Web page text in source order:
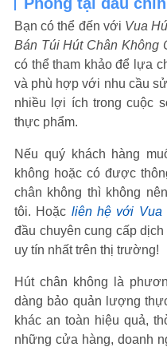
Bạn có thể đến với Vua
Bán Túi Hút Chân Không
có thể tham khảo để lựa
và phù hợp với nhu cầu
nhiều lợi ích trong cuộc
thực phẩm.
Nếu quý khách hàng
không hoặc có được
chân không thì không
tôi. Hoặc liên hệ với Vua
đầu chuyên cung cấp
uy tín nhất trên thị trường!
Hút chân không là
dàng bảo quản lượng
khác an toàn hiệu quả,
những cửa hàng, doanh